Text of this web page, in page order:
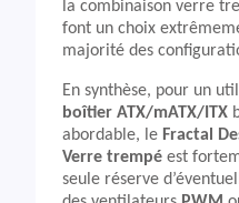
la combinaison verre
font un choix
majorité des
En synthèse, pour un
boîtier ATX/mATX/ITX
abordable, le Fractal
Verre trempé est
seule réserve